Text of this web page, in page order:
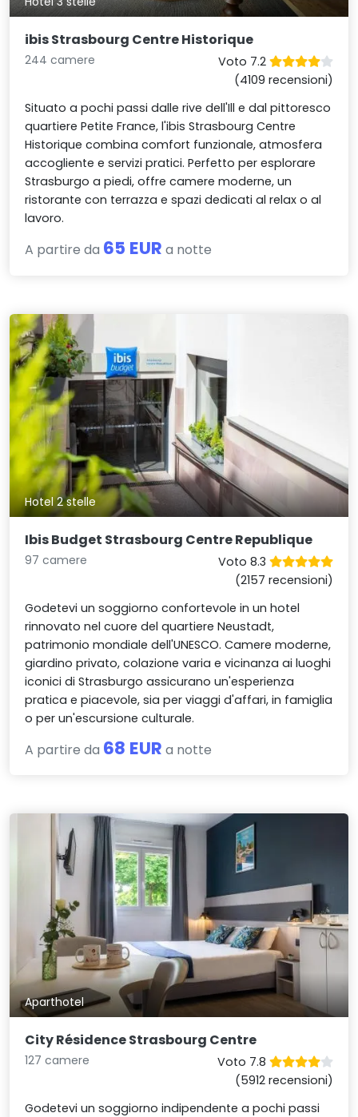
ibis Strasbourg Centre Historique
244 camere
Voto 7.2
(4109 recensioni)
Situato a pochi passi dalle rive dell'Ill e dal pittoresco
quartiere Petite France, l'ibis Strasbourg Centre
Historique combina comfort funzionale, atmosfera
accogliente e servizi pratici. Perfetto per esplorare
Strasburgo a piedi, offre camere moderne, un
ristorante con terrazza e spazi dedicati al relax o al
lavoro.
A partire da 65 EUR a notte
Hotel 2 stelle
Ibis Budget Strasbourg Centre Republique
97 camere
Voto 8.3
(2157 recensioni)
Godetevi un soggiorno confortevole in un hotel
rinnovato nel cuore del quartiere Neustadt,
patrimonio mondiale dell'UNESCO. Camere moderne,
giardino privato, colazione varia e vicinanza ai luoghi
iconici di Strasburgo assicurano un'esperienza
pratica e piacevole, sia per viaggi d'affari, in famiglia
o per un'escursione culturale.
A partire da 68 EUR a notte
Aparthotel
City Résidence Strasbourg Centre
127 camere
Voto 7.8
(5912 recensioni)
Godetevi un soggiorno indipendente a pochi passi